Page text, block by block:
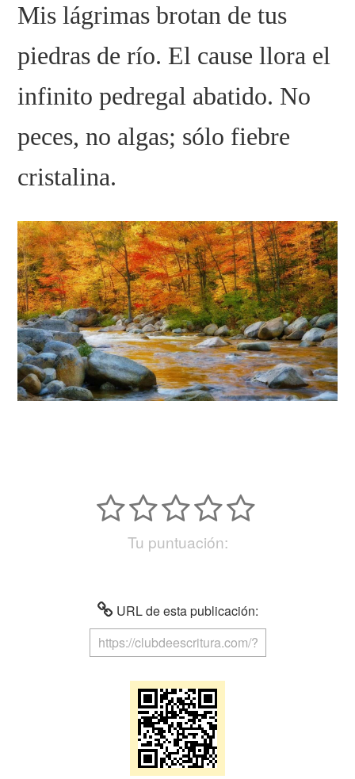
Mis lágrimas brotan de tus
piedras de río. El cause llora el
infinito pedregal abatido. No
peces, no algas; sólo fiebre
cristalina.
Tu puntuación:
URL de esta publicación: